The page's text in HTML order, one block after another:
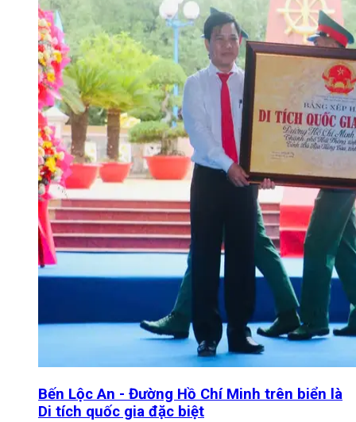
Bến Lộc An - Đường Hồ Chí Minh trên biển là
Di tích quốc gia đặc biệt